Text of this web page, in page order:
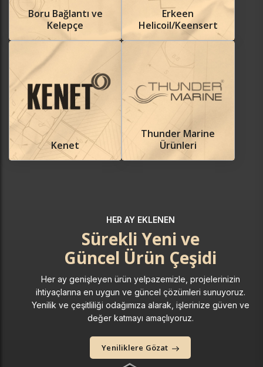
Boru Bağlantı ve
Kelepçe
Erkeen
Helicoil/Keensert
Kenet
Thunder Marine
Ürünleri
HER AY EKLENEN
Sürekli Yeni ve
Güncel Ürün Çeşidi
Her ay genişleyen ürün yelpazemizle, projelerinizin
ihtiyaçlarına en uygun ve güncel çözümleri sunuyoruz.
Yenilik ve çeşitliliği odağımıza alarak, işlerinize güven ve
değer katmayı amaçlıyoruz.
Yeniliklere Gözat